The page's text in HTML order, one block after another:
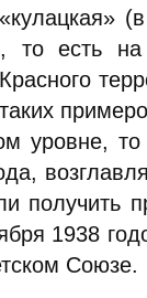
(в
есть на
уровне, то
1938
Союзе.